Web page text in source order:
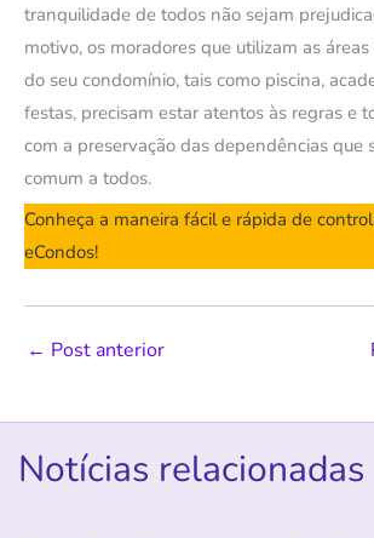
tranquilidade de todos não sejam
motivo, os moradores que utilizam as
do seu condomínio, tais como piscina,
festas, precisam estar atentos às regras e
com a preservação das dependências que
comum a todos.
Conheça a maneira fácil e rápida de
eCondos!
← Post anterior
Notícias relacionadas